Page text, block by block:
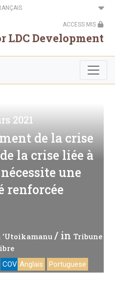
ACCESS MIS
LDC Development
2021
de la crise
la crise liée à
une
renforcée
'Utoikamanu / in Tribune
COVID-19
Anglais Portuguese